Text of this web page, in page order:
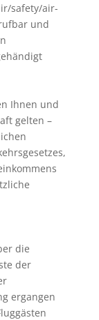
safety/air-
und
Ihnen und
gelten –
die
der
ergangen